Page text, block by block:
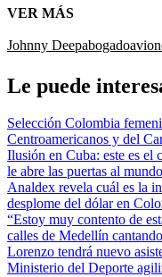
VER MÁS
Johnny Deepabogado
Le puede
Selección Colombia
Centroamericanos y del
Ilusión en Cuba: este es el
le abre las puertas al mundo
Analdex revela cuál es la
desplome del dólar en
“Estoy muy contento de
calles de Medellín
Lorenzo tendrá nuevo
Ministerio del Deporte